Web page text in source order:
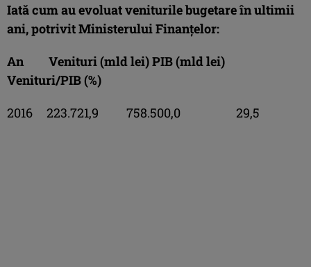
Iată cum au evoluat veniturile bugetare în ultimii
ani, potrivit Ministerului Finanţelor:
An Venituri (mld lei) PIB (mld lei)
Venituri/PIB (%)
2016 223.721,9 758.500,0 29,5